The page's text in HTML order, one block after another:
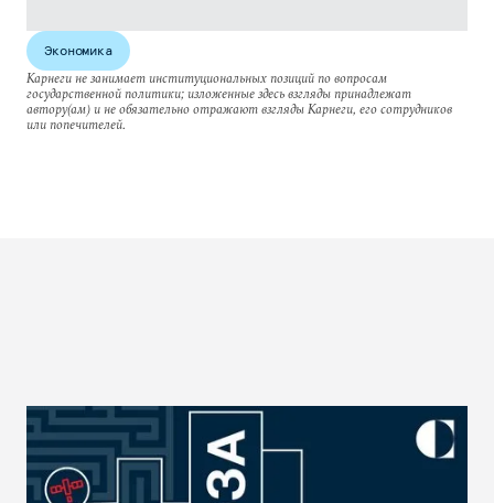
Экономика
Карнеги не занимает институциональных позиций по вопросам
государственной политики; изложенные здесь взгляды принадлежат
автору(ам) и не обязательно отражают взгляды Карнеги, его сотрудников
или попечителей.